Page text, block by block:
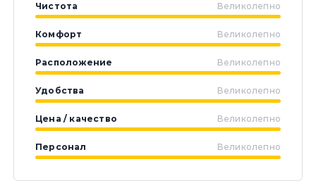
Чистота Великолепно
Комфорт Великолепно
Расположение Великолепно
Удобства Великолепно
Цена / качество Великолепно
Персонал Великолепно